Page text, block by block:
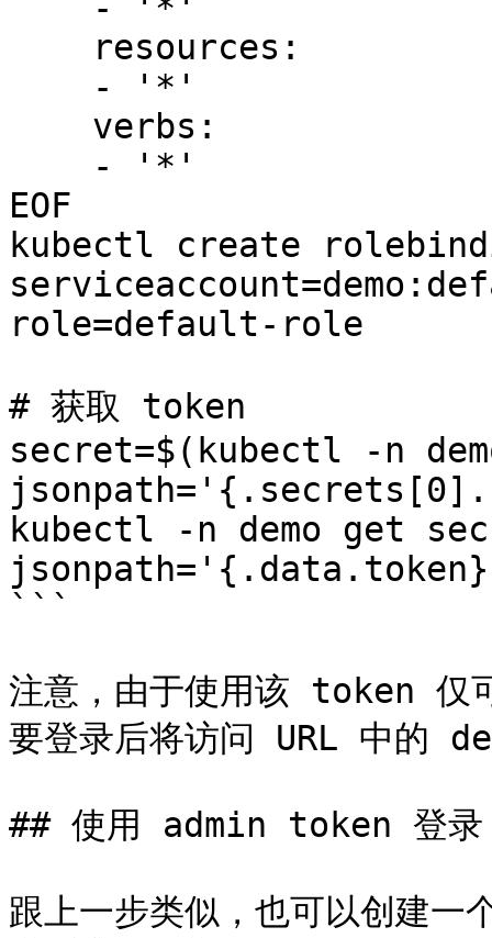
EOF
kubectl create
role=default-role
# 获取 token
secret=$(kubectl -n
kubectl -n demo get
```
注意，由于使用该 token 仅
要登录后将访问 URL 中的
## 使用 admin token 登录
跟上一步类似，也可以创建